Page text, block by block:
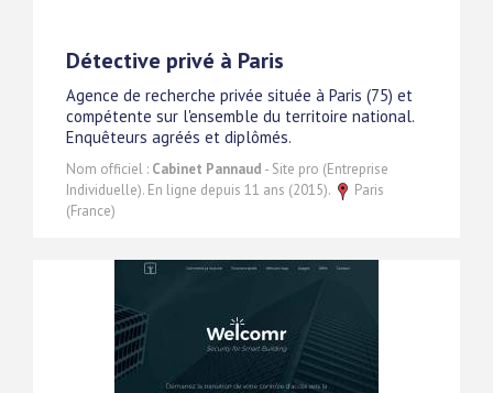
Détective privé à Paris
Agence de recherche privée située à Paris (75) et
compétente sur l'ensemble du territoire national.
Enquêteurs agréés et diplômés.
Nom officiel : Cabinet Pannaud - Site pro (Entreprise
Individuelle). En ligne depuis 11 ans (2015).
Paris
(France)